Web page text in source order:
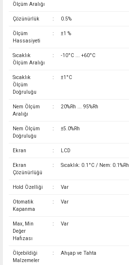
Ölçüm Aralığı
Çözünürlük : 0.5%
Ölçüm
Hassasiyeti
: ±1 %
Sıcaklık
Ölçüm Aralığı
: -10°C ... +60°C
Sıcaklık
Ölçüm
Doğruluğu
: ±1°C
Nem Ölçüm
Aralığı
: 20%Rh ... 95%Rh
Nem Ölçüm
Doğruluğu
: ±5.0%Rh
Ekran : LCD
Ekran
Çözünürlüğü
: Sıcaklık: 0.1°C / Nem: 0.1%Rh
Hold Özelliği : Var
Otomatik
Kapanma
: Var
Max, Min
Değer
Hafızası
: Var
Ölçebildiği
Malzemeler
: Ahşap ve Tahta